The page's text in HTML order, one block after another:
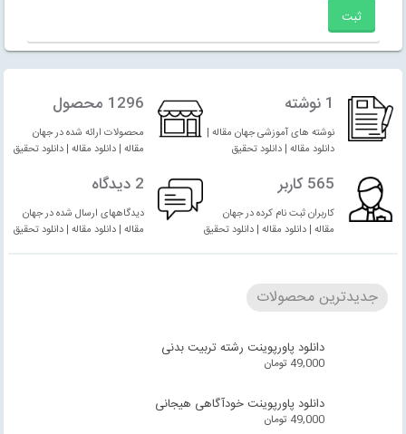
1 نوشته
نوشته های آموزشی جهان مقاله |
دانلود مقاله | دانلود تحقیق
1296 محصول
محصولات ارائه شده در جهان
مقاله | دانلود مقاله | دانلود تحقیق
565 کاربر
کاربران ثبت نام کرده در جهان
مقاله | دانلود مقاله | دانلود تحقیق
2 دیدگاه
دیدگاههای ارسال شده در جهان
مقاله | دانلود مقاله | دانلود تحقیق
جدیدترین محصولات
دانلود پاورپوینت رشته تربیت بدنی
49,000 تومان
دانلود پاورپوینت خودآگاهی هیجانی
49,000 تومان